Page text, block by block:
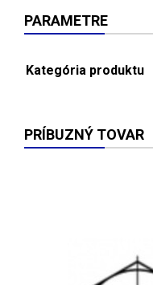
PARAMETRE
Kategória produktu
PRÍBUZNÝ TOVAR